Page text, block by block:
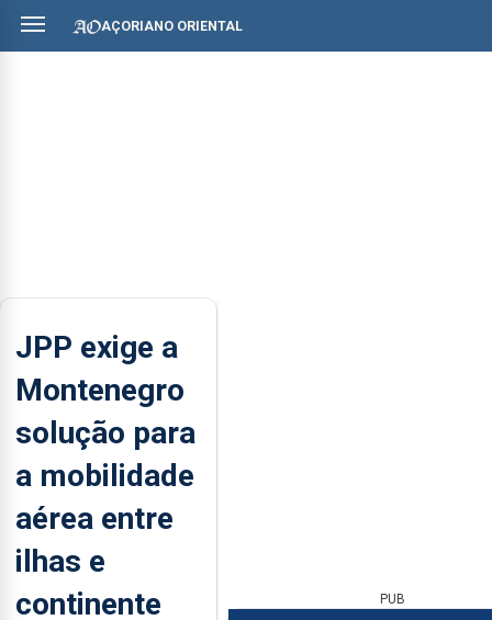
AÇORIANO ORIENTAL
JPP exige a
Montenegro
solução para
a mobilidade
aérea entre
ilhas e
continente
PUB